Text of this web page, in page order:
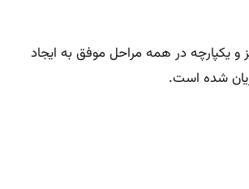
و یکپارچه در همه مراحل موفق به ایجاد
شده است.